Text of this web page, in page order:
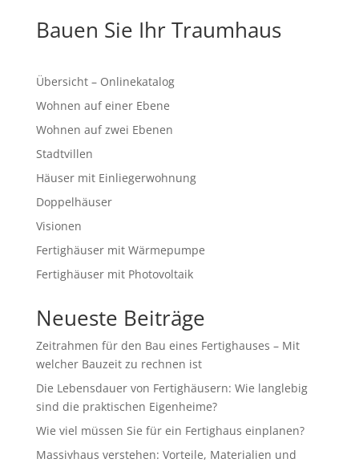
Bauen Sie Ihr Traumhaus
Übersicht – Onlinekatalog
Wohnen auf einer Ebene
Wohnen auf zwei Ebenen
Stadtvillen
Häuser mit Einliegerwohnung
Doppelhäuser
Visionen
Fertighäuser mit Wärmepumpe
Fertighäuser mit Photovoltaik
Neueste Beiträge
Zeitrahmen für den Bau eines Fertighauses – Mit
welcher Bauzeit zu rechnen ist
Die Lebensdauer von Fertighäusern: Wie langlebig
sind die praktischen Eigenheime?
Wie viel müssen Sie für ein Fertighaus einplanen?
Massivhaus verstehen: Vorteile, Materialien und